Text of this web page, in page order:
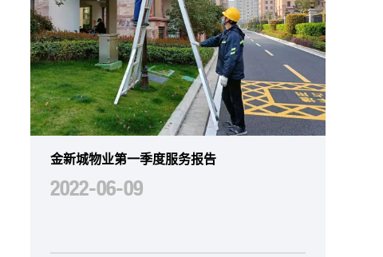
金新城物业第一季度服务报告
2022-06-09